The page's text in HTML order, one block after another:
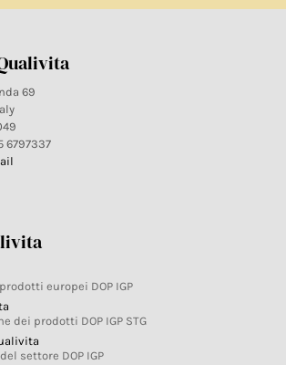
69
6797337
europei DOP IGP
dei prodotti DOP IGP STG
settore DOP IGP